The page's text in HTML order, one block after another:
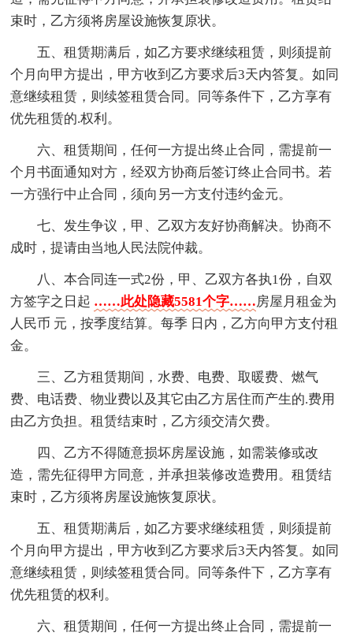
束时，乙方须将房屋设施恢复原状。
五、租赁期满后，如乙方要求继续租赁，则须提前
个月向甲方提出，甲方收到乙方要求后3天内答复。如同
意继续租赁，则续签租赁合同。同等条件下，乙方享有
优先租赁的.权利。
六、租赁期间，任何一方提出终止合同，需提前一
个月书面通知对方，经双方协商后签订终止合同书。若
一方强行中止合同，须向另一方支付违约金元。
七、发生争议，甲、乙双方友好协商解决。协商不
成时，提请由当地人民法院仲裁。
八、本合同连一式2份，甲、乙双方各执1份，自双
方签字之日起 ……此处隐藏5581个字……房屋月租金为
人民币 元，按季度结算。每季 日内，乙方向甲方支付租
金。
三、乙方租赁期间，水费、电费、取暖费、燃气
费、电话费、物业费以及其它由乙方居住而产生的.费用
由乙方负担。租赁结束时，乙方须交清欠费。
四、乙方不得随意损坏房屋设施，如需装修或改
造，需先征得甲方同意，并承担装修改造费用。租赁结
束时，乙方须将房屋设施恢复原状。
五、租赁期满后，如乙方要求继续租赁，则须提前
个月向甲方提出，甲方收到乙方要求后3天内答复。如同
意继续租赁，则续签租赁合同。同等条件下，乙方享有
优先租赁的权利。
六、租赁期间，任何一方提出终止合同，需提前一